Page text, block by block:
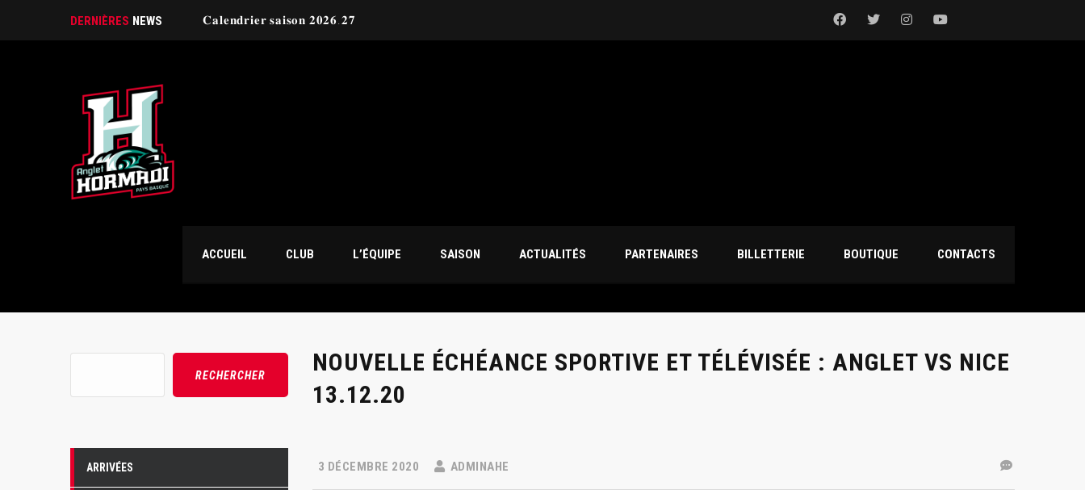
DERNIÈRES NEWS 𝐂𝐚𝐥𝐞𝐧𝐝𝐫𝐢𝐞𝐫 𝐬𝐚𝐢𝐬𝐨𝐧 𝟐𝟎𝟐𝟔.𝟐𝟕
ACCUEIL CLUB L’ÉQUIPE SAISON ACTUALITÉS PARTENAIRES BILLETTERIE BOUTIQUE CONTACTS
NOUVELLE ÉCHÉANCE SPORTIVE ET TÉLÉVISÉE : ANGLET VS NICE
13.12.20
3 DÉCEMBRE 2020 ADMINAHE
RECHERCHER
ARRIVÉES